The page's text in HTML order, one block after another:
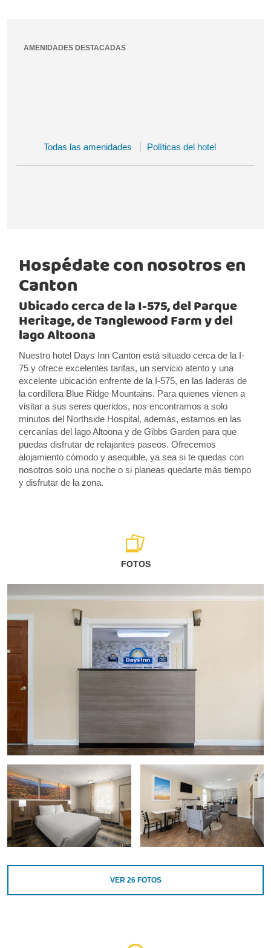
AMENIDADES DESTACADAS
Todas las amenidades Políticas del hotel
Hospédate con nosotros en
Canton
Ubicado cerca de la I-575, del Parque
Heritage, de Tanglewood Farm y del
lago Altoona
Nuestro hotel Days Inn Canton está situado cerca de la I-
75 y ofrece excelentes tarifas, un servicio atento y una
excelente ubicación enfrente de la I-575, en las laderas de
la cordillera Blue Ridge Mountains. Para quienes vienen a
visitar a sus seres queridos, nos encontramos a solo
minutos del Northside Hospital, además, estamos en las
cercanías del lago Altoona y de Gibbs Garden para que
puedas disfrutar de relajantes paseos. Ofrecemos
alojamiento cómodo y asequible, ya sea si te quedas con
nosotros solo una noche o si planeas quedarte más tiempo
y disfrutar de la zona.
FOTOS
VER 26FOTOS